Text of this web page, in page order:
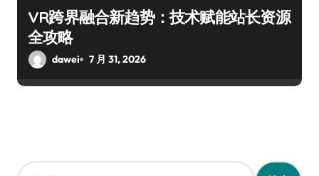
VR跨界融合新趋势：技术赋能站长资源
全攻略
dawei 7 月 31, 2026
搜